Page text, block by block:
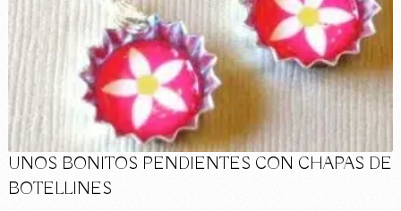
UNOS BONITOS PENDIENTES CON CHAPAS DE
BOTELLINES